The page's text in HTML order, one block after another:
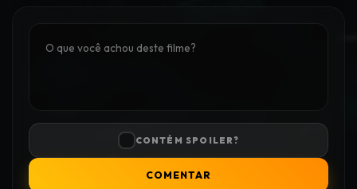
CONTÉM SPOILER?
COMENTAR